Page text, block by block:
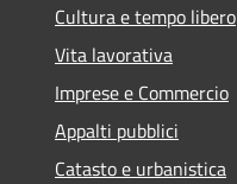
Cultura e tempo libero
Vita lavorativa
Imprese e Commercio
Appalti pubblici
Catasto e urbanistica